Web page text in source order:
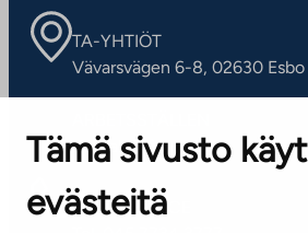
Tämä sivusto
evästeitä
TA-YHTIÖT
Vävarsvägen 6-8, 02630 Esbo
Kontaktinformation
KUNDSERVICE